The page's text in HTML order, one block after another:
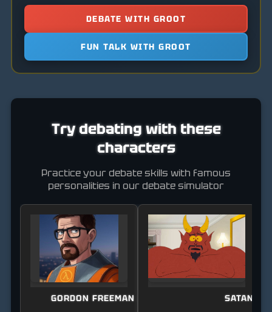
DEBATE WITH GROOT
FUN TALK WITH GROOT
Try debating with these
characters
Practice your debate skills with famous
personalities in our debate simulator
GORDON FREEMAN (HALF-LIFE) SATAN